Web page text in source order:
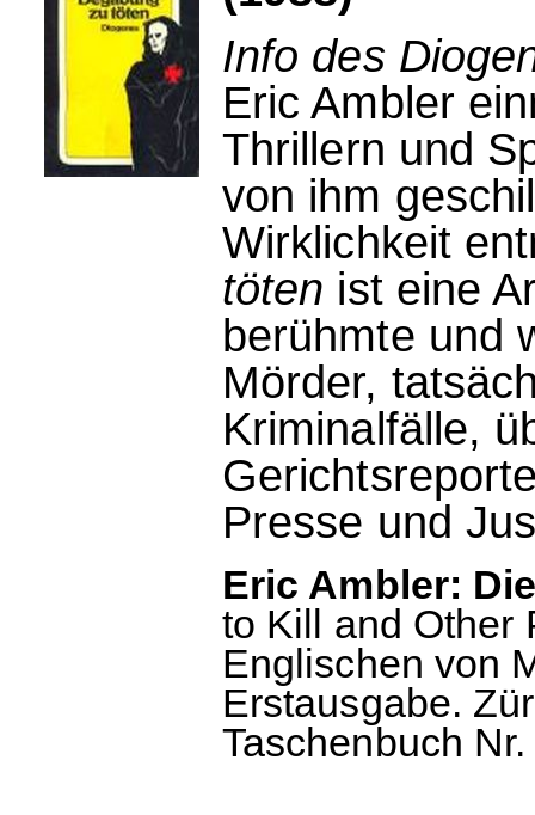
Info des
Eric Ambler
Thrillern und
von ihm
Wirklichkeit
töten ist eine
berühmte und
Mörder,
Kriminalfälle,
Presse und
Eric Ambler:
to Kill and Other
Englischen von
Erstausgabe.
Taschenbuch